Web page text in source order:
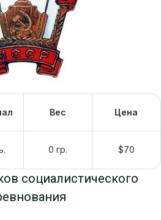
Вес Цена
0 гр. $70
социалистического